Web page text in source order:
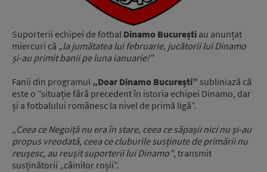
Suporterii echipei de fotbal Dinamo București au anunțat
miercuri că „la jumătatea lui februarie, jucătorii lui Dinamo
și-au primit banii pe luna ianuarie!”
Fanii din programul „Doar Dinamo București” subliniază că
este o ”situație fără precedent în istoria echipei Dinamo, dar
și a fotbalului românesc la nivel de primă ligă”.
„Ceea ce Negoiță nu era în stare, ceea ce săpașii nici nu și-au
propus vreodată, ceea ce cluburile susținute de primării nu
reușesc, au reușit suporterii lui Dinamo”, transmit
susținătorii „câinilor roșii”.